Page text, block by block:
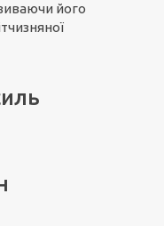
його